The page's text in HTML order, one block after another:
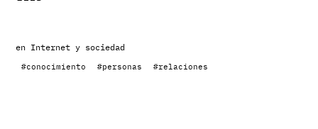
en Internet y sociedad
#conocimiento #personas #relaciones